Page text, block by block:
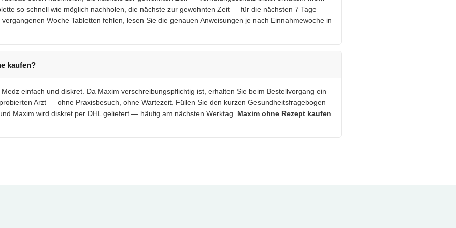
so schnell wie möglich nachholen, die nächste zur gewohnten Zeit — für die nächsten 7 Tage
Woche Tabletten fehlen, lesen Sie die genauen Anweisungen je nach Einnahmewoche in
kaufen?
einfach und diskret. Da Maxim verschreibungspflichtig ist, erhalten Sie beim Bestellvorgang ein
Arzt — ohne Praxisbesuch, ohne Wartezeit. Füllen Sie den kurzen Gesundheitsfragebogen
Maxim wird diskret per DHL geliefert — häufig am nächsten Werktag. Maxim ohne Rezept kaufen